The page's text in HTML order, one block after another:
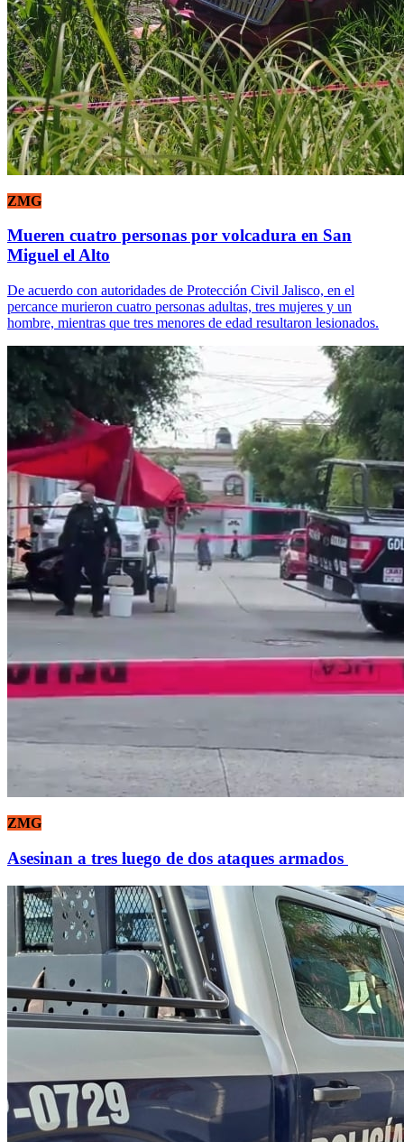
ZMG
Mueren cuatro personas por volcadura en San
Miguel el Alto
De acuerdo con autoridades de Protección Civil Jalisco, en el
percance murieron cuatro personas adultas, tres mujeres y un
hombre, mientras que tres menores de edad resultaron lesionados.
ZMG
Asesinan a tres luego de dos ataques armados